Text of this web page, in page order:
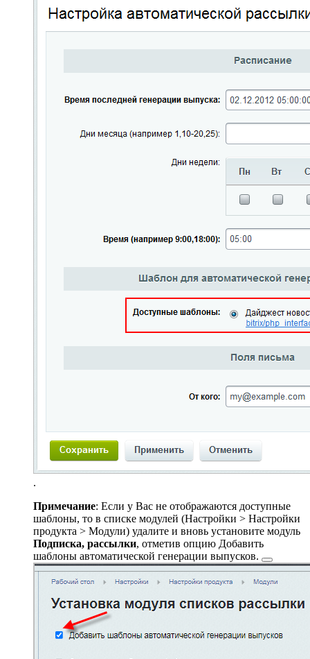
.
Примечание: Если у Вас не отображаются доступные
шаблоны, то в списке модулей (Настройки > Настройки
продукта > Модули) удалите и вновь установите модуль
Подписка, рассылки, отметив опцию Добавить
шаблоны автоматической генерации выпусков.